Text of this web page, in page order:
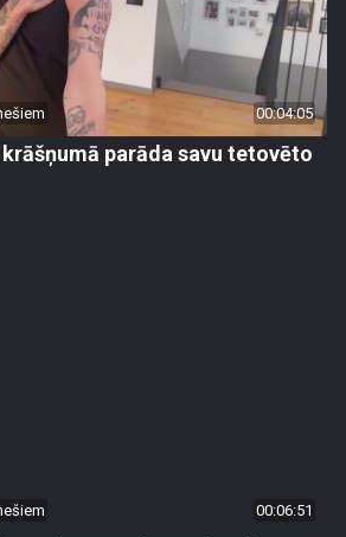
00:04:05
parāda savu tetovēto
00:06:51